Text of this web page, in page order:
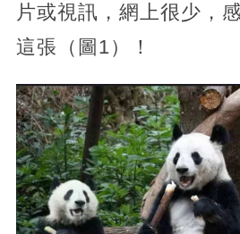
片或視訊，網上很少，
這張（圖1）！